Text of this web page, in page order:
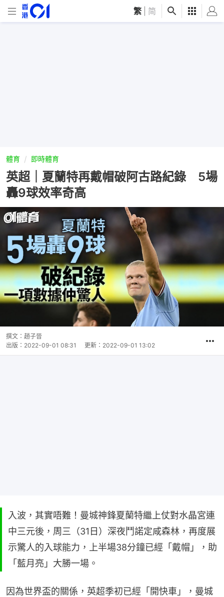
繁 简
體育 即時體育
英超｜夏蘭特再戴帽破阿古路紀錄 5場
轟9球效率奇高
撰文： 趙子晉
出版： 2022-09-01 08:31 更新： 2022-09-01 13:02
入波，其實唔難！曼城神鋒夏蘭特繼上仗對水晶宮連
中三元後，周三（31日）深夜鬥諾定咸森林，再度展
示驚人的入球能力，上半場38分鐘已經「戴帽」，助
「藍月亮」大勝一場。
因為世界盃的關係，英超季初已經「開快車」，曼城